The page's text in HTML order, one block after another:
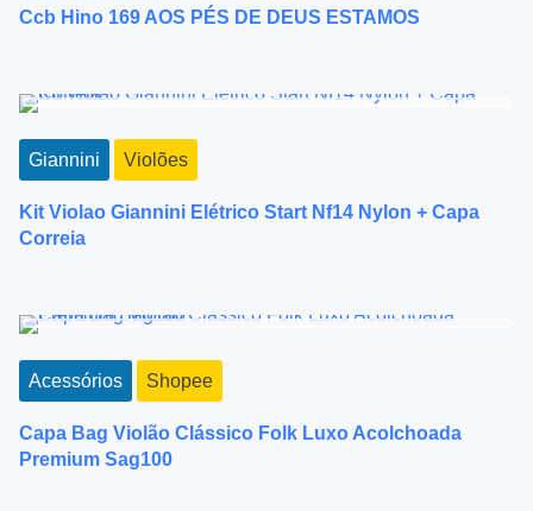
Ccb Hino 169 AOS PÉS DE DEUS ESTAMOS
Giannini Violões
Kit Violao Giannini Elétrico Start Nf14 Nylon + Capa
Correia
Acessórios Shopee
Capa Bag Violão Clássico Folk Luxo Acolchoada
Premium Sag100